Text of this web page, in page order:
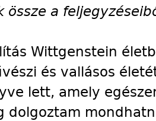
a
Wittgenstein
és vallásos
lett, amely
dolgoztam